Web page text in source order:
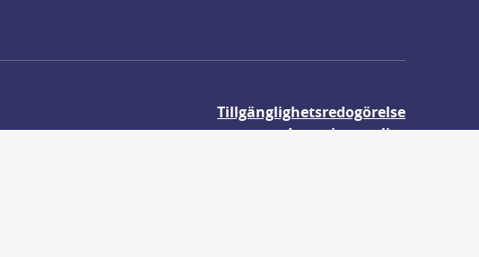
Tillgänglighetsredogörelse
Integritetspolicy